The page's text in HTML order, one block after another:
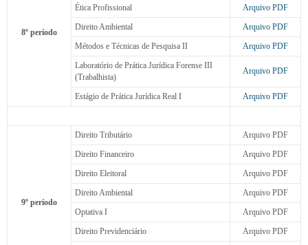
8º período
Ética Profissional
Arquivo PDF
Direito Ambiental
Arquivo PDF
Métodos e Técnicas de Pesquisa II
Arquivo PDF
Laboratório de Prática Jurídica Forense III
(Trabalhista)
Arquivo PDF
Estágio de Prática Jurídica Real I Arquivo PDF
9º período
Direito Tributário
Arquivo PDF
Direito Financeiro
Arquivo PDF
Direito Eleitoral
Arquivo PDF
Direito Ambiental
Arquivo PDF
Optativa I
Arquivo PDF
Direito Previdenciário
Arquivo PDF